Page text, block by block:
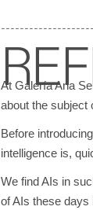
At Galería Ana
about the subject
Before
intelligence is,
We find AIs in
of AIs these days